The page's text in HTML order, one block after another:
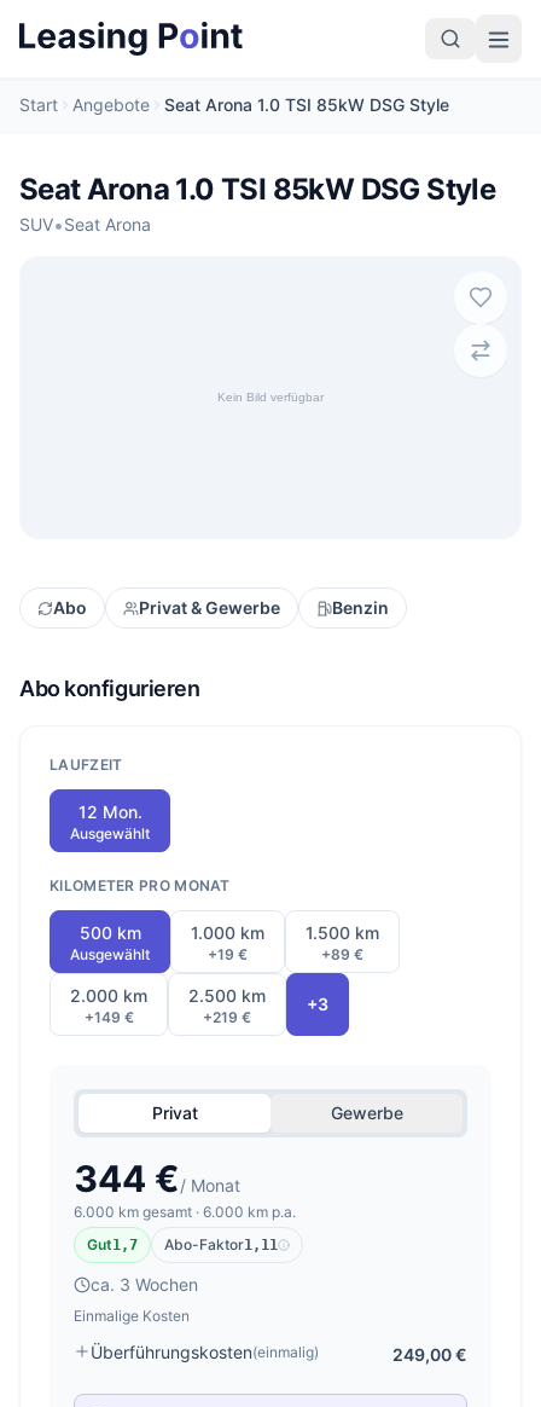
Start Angebote Seat Arona 1.0 TSI 85kW DSG Style
Seat Arona 1.0 TSI 85kW DSG Style
SUV•Seat Arona
Abo Privat & Gewerbe Benzin
Abo konfigurieren
LAUFZEIT
12 Mon.
Ausgewählt
KILOMETER PRO MONAT
500 km
Ausgewählt
1.000 km
+19 €
1.500 km
+89 €
2.000 km
+149 €
2.500 km
+219 €
+3
Privat Gewerbe
344 €/ Monat
6.000 km gesamt · 6.000 km p.a.
Gut1,7 Abo-Faktor1,11
ca. 3 Wochen
Einmalige Kosten
Überführungskosten(einmalig) 249,00 €